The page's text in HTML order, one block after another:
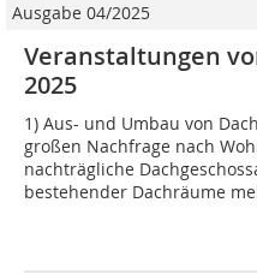
Ausgabe 04/2025
Veranstaltungen
2025
1) Aus- und Umbau von
großen Nachfrage nach
nachträgliche
bestehender Dachräume